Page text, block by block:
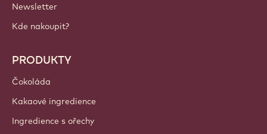
Newsletter
Kde nakoupit?
PRODUKTY
Čokoláda
Kakaové ingredience
Ingredience s ořechy